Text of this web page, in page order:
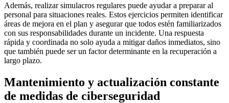
Además, realizar simulacros regulares puede ayudar a preparar al
personal para situaciones reales. Estos ejercicios permiten identificar
áreas de mejora en el plan y asegurar que todos estén familiarizados
con sus responsabilidades durante un incidente. Una respuesta
rápida y coordinada no solo ayuda a mitigar daños inmediatos, sino
que también puede ser un factor determinante en la recuperación a
largo plazo.
Mantenimiento y actualización constante
de medidas de ciberseguridad